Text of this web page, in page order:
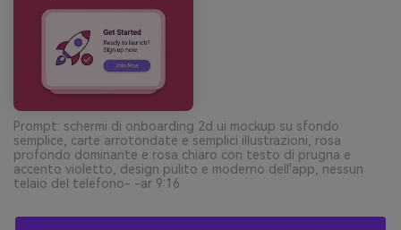
Prompt: schermi di onboarding 2d ui mockup su sfondo
semplice, carte arrotondate e semplici illustrazioni, rosa
profondo dominante e rosa chiaro con testo di prugna e
accento violetto, design pulito e moderno dell'app, nessun
telaio del telefono- -ar 9:16